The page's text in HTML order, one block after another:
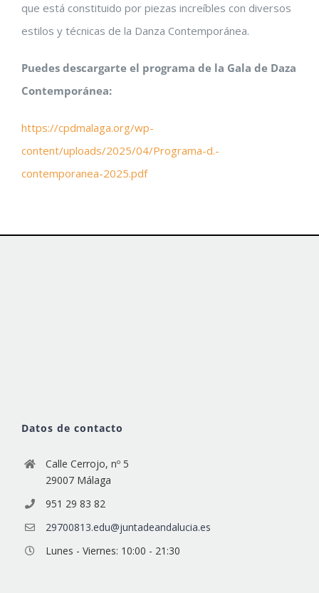
que está constituido por piezas increíbles con diversos
estilos y técnicas de la Danza Contemporánea.
Puedes descargarte el programa de la Gala de Daza
Contemporánea:
https://cpdmalaga.org/wp-
content/uploads/2025/04/Programa-d.-
contemporanea-2025.pdf
Datos de contacto
Calle Cerrojo, nº 5
29007 Málaga
951 29 83 82
29700813.edu@juntadeandalucia.es
Lunes - Viernes: 10:00 - 21:30